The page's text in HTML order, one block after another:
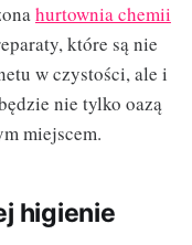
hurtownia chemii
które są nie
w czystości, ale i
nie tylko oazą
miejscem.
higienie